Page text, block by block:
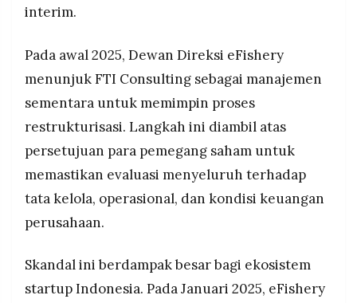
interim.
Pada awal 2025, Dewan Direksi eFishery
menunjuk FTI Consulting sebagai manajemen
sementara untuk memimpin proses
restrukturisasi. Langkah ini diambil atas
persetujuan para pemegang saham untuk
memastikan evaluasi menyeluruh terhadap
tata kelola, operasional, dan kondisi keuangan
perusahaan.
Skandal ini berdampak besar bagi ekosistem
startup Indonesia. Pada Januari 2025, eFishery